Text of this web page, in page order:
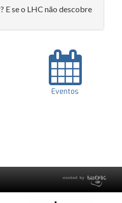
E se o LHC não descobre
Eventos